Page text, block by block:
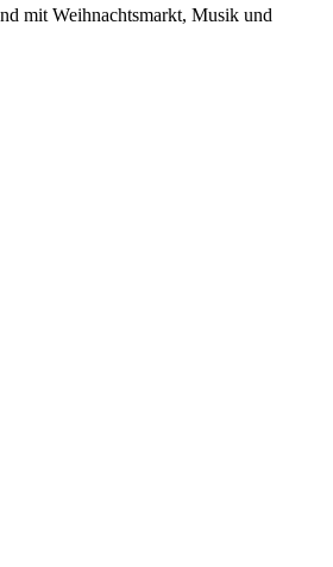
mit Weihnachtsmarkt, Musik und